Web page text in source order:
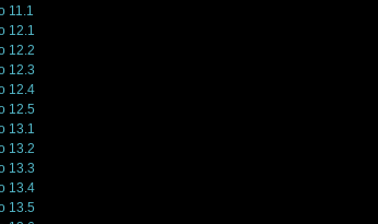
11.1
12.1
12.2
12.3
12.4
12.5
13.1
13.2
13.3
13.4
13.5